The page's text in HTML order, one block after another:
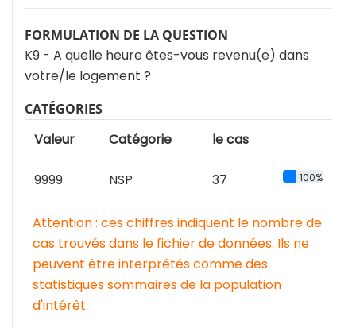
FORMULATION DE LA QUESTION
K9 - A quelle heure êtes-vous revenu(e) dans
votre/le logement ?
CATÉGORIES
Valeur Catégorie le cas
9999 NSP 37 100%
Attention : ces chiffres indiquent le nombre de
cas trouvés dans le fichier de données. Ils ne
peuvent être interprétés comme des
statistiques sommaires de la population
d'intérêt.